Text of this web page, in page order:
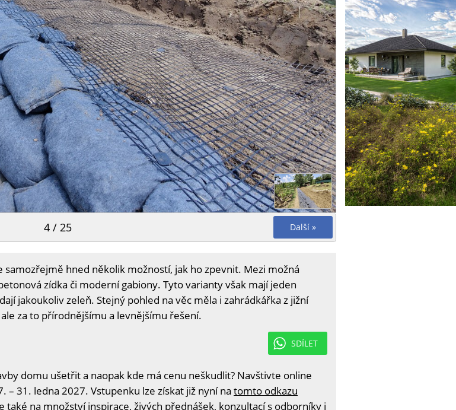
Další »
4 / 25
samozřejmě hned několik možností, jak ho zpevnit. Mezi možná
zídka či moderní gabiony. Tyto varianty však mají jeden
jakoukoliv zeleň. Stejný pohled na věc měla i zahrádkářka z jižní
za to přírodnějšímu a levnějšímu řešení.
SDÍLET
domu ušetřit a naopak kde má cenu neškudlit? Navštivte online
31. ledna 2027. Vstupenku lze získat již nyní na tomto odkazu
na množství inspirace, živých přednášek, konzultací s odborníky i